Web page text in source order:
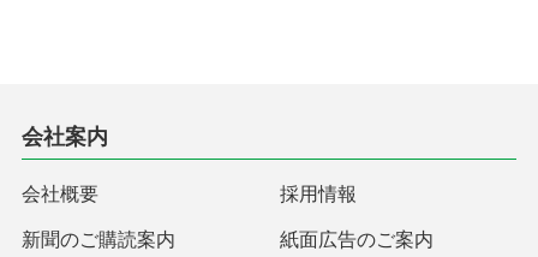
会社案内
会社概要 採用情報
新聞のご購読案内 紙面広告のご案内